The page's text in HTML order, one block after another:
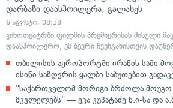
დარბაზი დაასპოილერა, გალახეს
6 აგვისტო, 08:38
კინოთეატრში ფილმის პრემიერისას მისული
დაასპოილერო, ეს ბევრი ჩვენგანისთვის
თბილისის აეროპორტში ირანის სამი
ისინი საზღვრის ყალბი საბუთებით
"საქართველომ მორიგი ბრძოლა მოუგო
მკვლელებს" — ეკა კუპატაძე ნ.ი-სა და